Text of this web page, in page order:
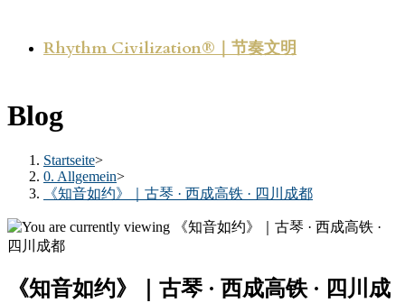
Rhythm Civilization®｜节奏文明
Blog
Startseite>
0. Allgemein>
《知音如约》｜古琴 · 西成高铁 · 四川成都
《知音如约》｜古琴 · 西成高铁 · 四川成